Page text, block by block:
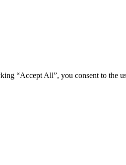
“Accept All”, you consent to the